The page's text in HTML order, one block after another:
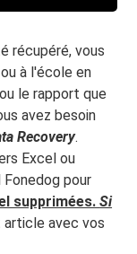
récupéré, vous
à l'école en
le rapport que
avez besoin
Recovery.
Excel ou
pour
supprimées.Si
avec vos